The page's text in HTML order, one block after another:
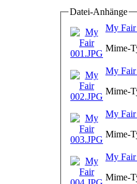
Datei-Anhänge
My Fair
Mime-
My Fair
Mime-
My Fair
Mime-
My Fair
Mime-